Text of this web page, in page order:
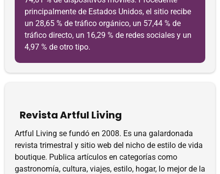
principalmente de Estados Unidos, el sitio recibe
un 28,65 % de tráfico orgánico, un 57,44 % de
tráfico directo, un 16,29 % de redes sociales y un
4,97 % de otro tipo.
Revista Artful Living
Artful Living se fundó en 2008. Es una galardonada
revista trimestral y sitio web del nicho de estilo de vida
boutique. Publica artículos en categorías como
gastronomía, cultura, viajes, estilo, hogar, lo mejor de la